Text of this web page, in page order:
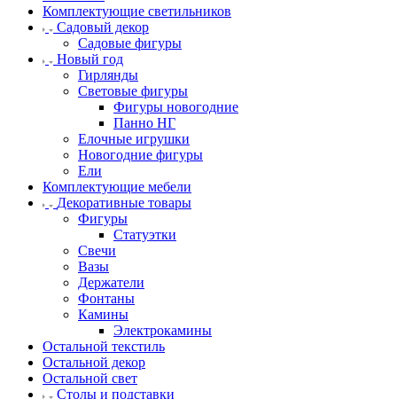
Комплектующие светильников
Садовый декор
Садовые фигуры
Новый год
Гирлянды
Световые фигуры
Фигуры новогодние
Панно НГ
Елочные игрушки
Новогодние фигуры
Ели
Комплектующие мебели
Декоративные товары
Фигуры
Статуэтки
Свечи
Вазы
Держатели
Фонтаны
Камины
Электрокамины
Остальной текстиль
Остальной декор
Остальной свет
Столы и подставки